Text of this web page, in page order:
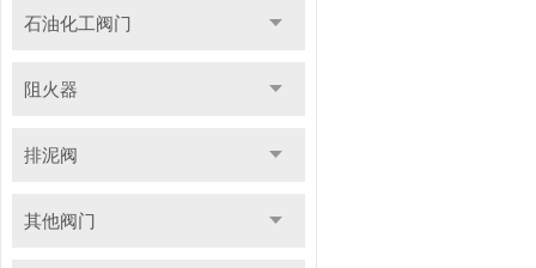
石油化工阀门
阻火器
排泥阀
其他阀门